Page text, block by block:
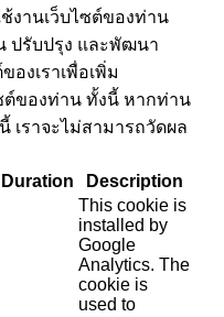
งานเว็บไซต์ของท่าน
ปรับปรุง และพัฒนา
องเราเพื่อเพิ่ม
ต์ของท่าน ทั้งนี้ หากท่าน
เราจะไม่สามารถวัดผล
Duration
Description
This cookie is
installed by
Google
Analytics. The
cookie is
used to